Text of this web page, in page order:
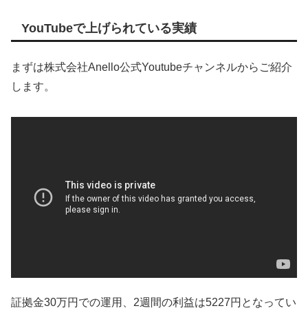
YouTubeで上げられている実績
まずは株式会社Anello公式Youtubeチャンネルからご紹介
します。
証拠金30万円での運用、2週間の利益は5227円となってい